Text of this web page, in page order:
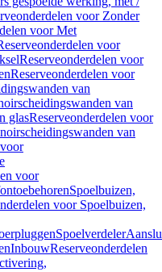
voor Zonder
voor Met
voor
Reserveonderdelen voor
Reserveonderdelen voor
van
van
glasReserveonderdelen voor
van
voor
Spoelbuizen,
voor Spoelbuizen,
Spoelverdeler
InbouwReserveonderdelen